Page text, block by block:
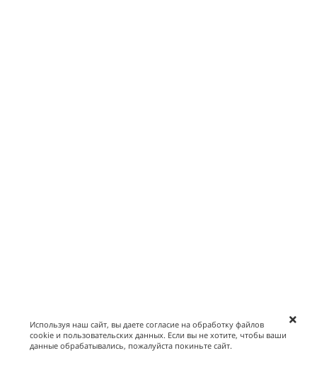
Используя наш сайт, вы даете согласие на обработку файлов
cookie и пользовательских данных. Если вы не хотите, чтобы ваши
данные обрабатывались, пожалуйста покиньте сайт.